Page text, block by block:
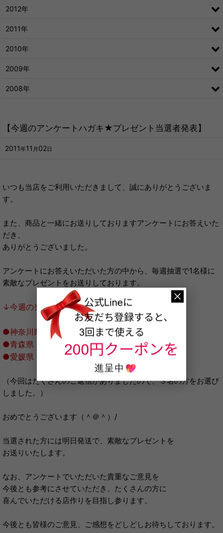
【今週のアンケートハガキ★プレゼント当選者発表】
2011年11 月 02日
いつも当店をご利用いただきまして、誠にありがとうございま
す。
また、商品と一緒にお送りしておりますアンケートにお答えいた
だき、
ありがとうございました。
アンケートにお答えいただいた方の中から、毎週抽選で1名様に
素敵なプレゼントをお送りしております。
↓今週の当選者はこちら↓
●神奈川県 たっちん様
●青森県 うた様
●愛媛県 Ｙ．Ｔ様
（今回はたくさんのご返信がありましたので、３名の方をお選び
しました。）
おめでとうございます（＾＠＾）/
当選された方には明日発送で、素敵なプレゼントを
お送りいたします。
なお、アンケートでいただいた貴重なご意見を
今後とも参考にさせていただき、たくさんの方に
喜んでいただける店作りを目指し参ります。
今後とも皆様のご意見、ご感想をどしどしお待ちしております。
2012年
2011年
2010年
2009年
2008年